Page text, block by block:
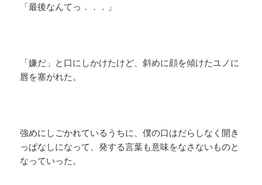
「最後なんてっ．．．」
「嫌だ」と口にしかけたけど、斜めに顔を傾けたユノに
唇を塞がれた。
強めにしごかれているうちに、僕の口はだらしなく開き
っぱなしになって、発する言葉も意味をなさないものと
なっていった。